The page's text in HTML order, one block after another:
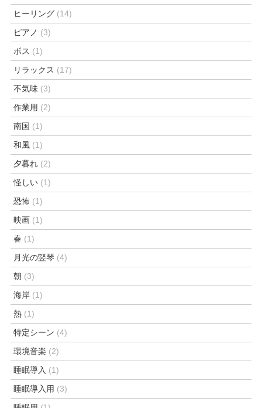
ヒーリング (14)
ピアノ (3)
ボス (1)
リラックス (17)
不気味 (3)
作業用 (2)
南国 (1)
和風 (1)
夕暮れ (2)
怪しい (1)
恐怖 (1)
映画 (1)
春 (1)
月光の竪琴 (4)
朝 (3)
海岸 (1)
熱 (1)
特定シーン (4)
環境音楽 (2)
睡眠導入 (1)
睡眠導入用 (3)